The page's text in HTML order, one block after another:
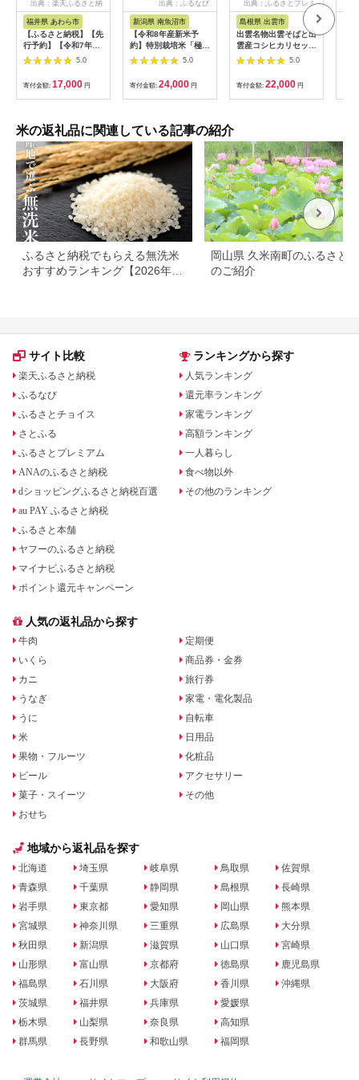
出典：楽天ふるさと納
福井県 あわら市
【ふるさと納税】【先
行予約】【令和7年
産】いちほまれ 精米
5kg 《ギフトにもお
すすめ！化粧箱入り》
／ 福井県産 ブランド
米 白米 贈り物 お取り
旬以降順次発送予定
5.0
寄付金額: 17,000 円
出典：ふるなび
新潟県 南魚沼市
【令和8年産新米予
約】特別栽培米「極上
南魚沼産コシヒカリ」
（有機肥料、8割減農
薬栽培）玄米5ｋｇ
【銘柄米 ブランド米
玄米 こしひかり コシ
米】【2026年10月上
旬より1ヶ月以内に順
次発送予定】
5.0
寄付金額: 24,000 円
出典：ふるさとプレミ
アム
島根県 出雲市
出雲名物出雲そばと出
雲産コシヒカリセット
322032_EH0025.0
寄付金額: 22,000 円
米の返礼品に関連している記事の紹介
ふるさと納税でもらえる無洗米
おすすめランキング【2026年最
岡山県 久米南町のふるさと
のご紹介
サイト比較
楽天ふるさと納税
ふるなび
ふるさとチョイス
さとふる
ふるさとプレミアム
ANAのふるさと納税
dショッピングふるさと納税百選
au PAY ふるさと納税
ふるさと本舗
ヤフーのふるさと納税
マイナビふるさと納税
ポイント還元キャンペーン
ランキングから探す
人気ランキング
還元率ランキング
家電ランキング
高額ランキング
一人暮らし
食べ物以外
その他のランキング
人気の返礼品から探す
牛肉
いくら
カニ
うなぎ
うに
米
果物・フルーツ
ビール
菓子・スイーツ
おせち
定期便
商品券・金券
旅行券
家電・電化製品
自転車
日用品
化粧品
アクセサリー
その他
地域から返礼品を探す
北海道
青森県
岩手県
宮城県
秋田県
山形県
福島県
茨城県
栃木県
群馬県
埼玉県
千葉県
東京都
神奈川県
新潟県
富山県
石川県
福井県
山梨県
長野県
岐阜県
静岡県
愛知県
三重県
滋賀県
京都府
大阪府
兵庫県
奈良県
和歌山県
鳥取県
島根県
岡山県
広島県
山口県
徳島県
香川県
愛媛県
高知県
福岡県
佐賀県
長崎県
熊本県
大分県
宮崎県
鹿児島県
沖縄県